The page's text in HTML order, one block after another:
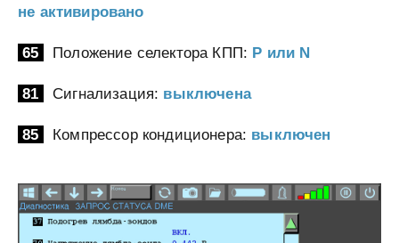
не активировано
65 Положение селектора КПП: P или N
81 Сигнализация: выключена
85 Компрессор кондиционера: выключен